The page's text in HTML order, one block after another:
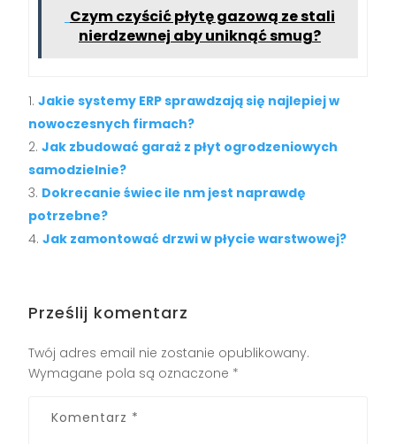
Czym czyścić płytę gazową ze stali
nierdzewnej aby uniknąć smug?
Jakie systemy ERP sprawdzają się najlepiej w
nowoczesnych firmach?
Jak zbudować garaż z płyt ogrodzeniowych
samodzielnie?
Dokrecanie świec ile nm jest naprawdę
potrzebne?
Jak zamontować drzwi w płycie warstwowej?
Prześlij komentarz
Twój adres email nie zostanie opublikowany.
Wymagane pola są oznaczone *